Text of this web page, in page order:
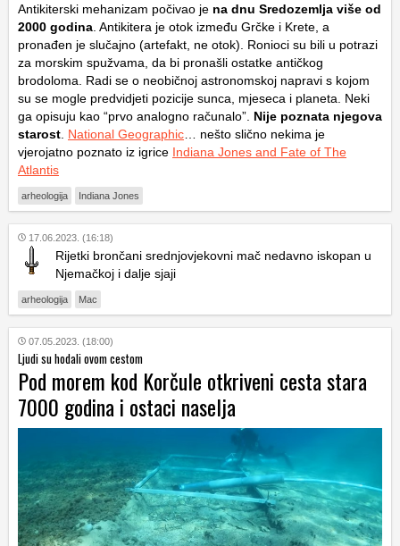
Antikiterski mehanizam počivao je na dnu Sredozemlja više od
2000 godina . Antikitera je otok između Grčke i Krete, a
pronađen je slučajno (artefakt, ne otok). Ronioci su bili u potrazi
za morskim spužvama, da bi pronašli ostatke antičkog
brodoloma. Radi se o neobičnoj astronomskoj napravi s kojom
su se mogle predvidjeti pozicije sunca, mjeseca i planeta. Neki
ga opisuju kao “prvo analogno računalo”. Nije poznata njegova
starost National Geographic … nešto slično nekima je
vjerojatno poznato iz igrice Indiana Jones and Fate of The
Atlantis
arheologija Indiana Jones
17.06.2023. (16:18)
Rijetki brončani srednjovjekovni mač nedavno iskopan u
Njemačkoj i dalje sjaji
arheologija Mac
07.05.2023. (18:00)
Ljudi su hodali ovom cestom
Pod morem kod Korčule otkriveni cesta stara
7000 godina i ostaci naselja